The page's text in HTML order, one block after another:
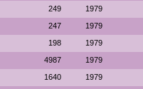
249 1979
247 1979
198 1979
4987 1979
1640 1979